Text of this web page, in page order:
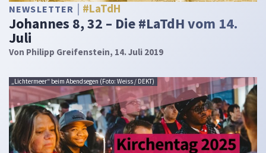
NEWSLETTER #LaTdH
Johannes 8, 32 – Die #LaTdH vom 14.
Juli
Von Philipp Greifenstein, 14. Juli 2019
„Lichtermeer“ beim Abendsegen (Foto: Weiss / DEKT)